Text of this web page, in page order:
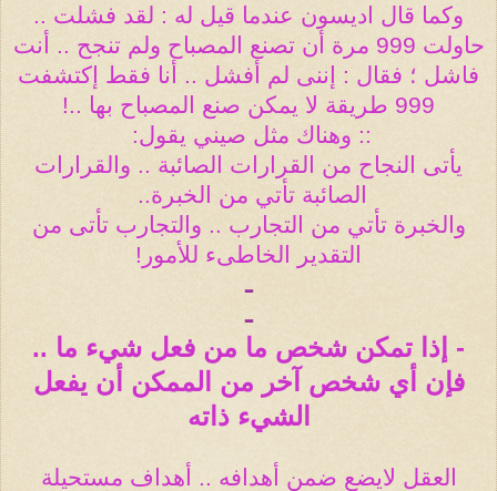
وكما قال اديسون عندما قيل له : لقد فشلت ..
حاولت 999 مرة أن تصنع المصباح ولم تنجح .. أنت
فاشل ؛ فقال : إننى لم أفشل .. أنا فقط إكتشفت
999 طريقة لا يمكن صنع المصباح بها ..!
:: وهناك مثل صيني يقول:
يأتى النجاح من القرارات الصائبة .. والقرارات
الصائبة تأتي من الخبرة..
والخبرة تأتي من التجارب .. والتجارب تأتى من
التقدير الخاطىء للأمور!
ـ
ـ
- إذا تمكن شخص ما من فعل شيء ما ..
فإن أي شخص آخر من الممكن أن يفعل
الشيء ذاته
العقل لايضع ضمن أهدافه .. أهداف مستحيلة